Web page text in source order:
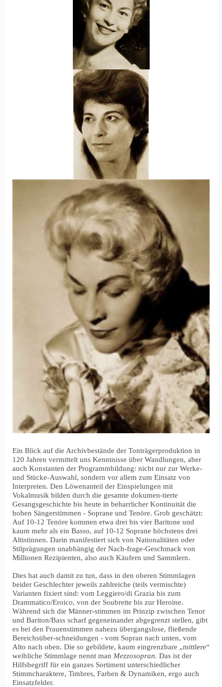
Ein Blick auf die Archivbestände der Tonträgerproduktion in
120 Jahren vermittelt uns Kenntnisse über Wandlungen, aber
auch Konstanten der Programmbildung: nicht nur zur Werke-
und Stücke-Auswahl, sondern vor allem zum Einsatz von
Interpreten. Den Löwenanteil der Einspielungen mit
Vokalmusik bilden durch die gesamte dokumen-tierte
Gesangsgeschichte bis heute in beharrlicher Kontinuität die
hohen Sängerstimmen - Soprane und Tenöre. Grob geschätzt:
Auf 10-12 Tenöre kommen etwa drei bis vier Baritone und
kaum mehr als ein Basso, auf 10-12 Soprane höchstens drei
Altistinnen. Darin manifestiert sich von Nationalitäten oder
Stilprägungen unabhängig der Nach-frage-Geschmack von
Millionen Rezipienten, also auch Käufern und Sammlern.
Dies hat auch damit zu tun, dass in den oberen Stimmlagen
beider Geschlechter jeweils zahlreiche (teils vermischte)
Varianten fixiert sind: vom Leggiero/di Grazia bis zum
Drammatico/Eroico, von der Soubrette bis zur Heroine.
Während sich die Männer-stimmen im Prinzip zwischen Tenor
und Bariton/Bass scharf gegeneinander abgegrenzt stellen, gibt
es bei den Frauenstimmen nahezu übergangslose, fließende
Bereichsüber-schneidungen - vom Sopran nach unten, vom
Alto nach oben. Die so gebildete, kaum eingrenzbare „mittlere“
weibliche Stimmlage nennt man Mezzosopran. Das ist der
Hilfsbegriff für ein ganzes Sortiment unterschiedlicher
Stimmcharaktere, Timbres, Farben & Dynamiken, ergo auch
Einsatzfelder.